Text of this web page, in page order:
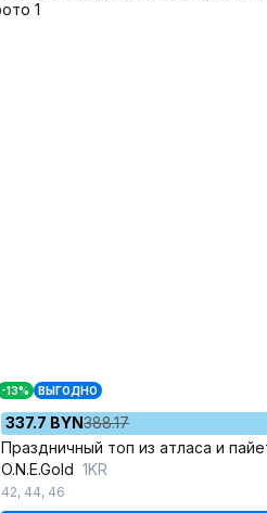
-13% ВЫГОДНО
337.7 BYN388.17
O.N.E.Gold 1KR
42, 44, 46